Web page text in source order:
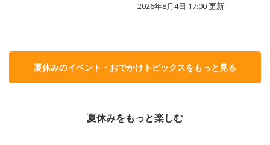
2026年8月4日 17:00更新
夏休みのイベント・おでかけトピックスをもっと見る
夏休みをもっと楽しむ